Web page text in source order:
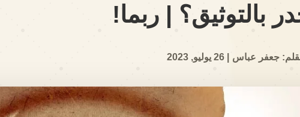
بالتوثيق؟ | ربما!
جعفر عباس | 26 يوليو, 2023